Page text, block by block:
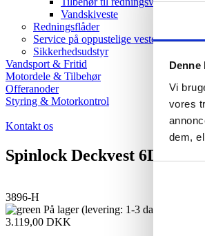
Denne
Vi
vores
dem,
Vandskiveste
Redningsflåder
Service på oppustelige veste
Sikkerhedsudstyr
Vandsport & Fritid
Motordele & Tilbehør
Offeranoder
Styring & Motorkontrol
Kontakt os
Spinlock Deckvest 6D
3896-H
På lager (levering: 1-3 dage)
3.119,00 DKK